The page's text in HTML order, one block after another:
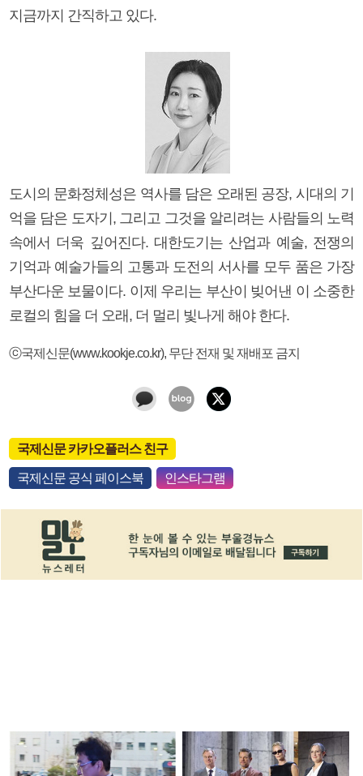
지금까지 간직하고 있다.
도시의 문화정체성은 역사를 담은 오래된 공장, 시대의 기
억을 담은 도자기, 그리고 그것을 알리려는 사람들의 노력
속에서 더욱 깊어진다. 대한도기는 산업과 예술, 전쟁의
기억과 예술가들의 고통과 도전의 서사를 모두 품은 가장
부산다운 보물이다. 이제 우리는 부산이 빚어낸 이 소중한
로컬의 힘을 더 오래, 더 멀리 빛나게 해야 한다.
ⓒ국제신문(www.kookje.co.kr), 무단 전재 및 재배포 금지
국제신문 카카오플러스 친구
국제신문 공식 페이스북 인스타그램